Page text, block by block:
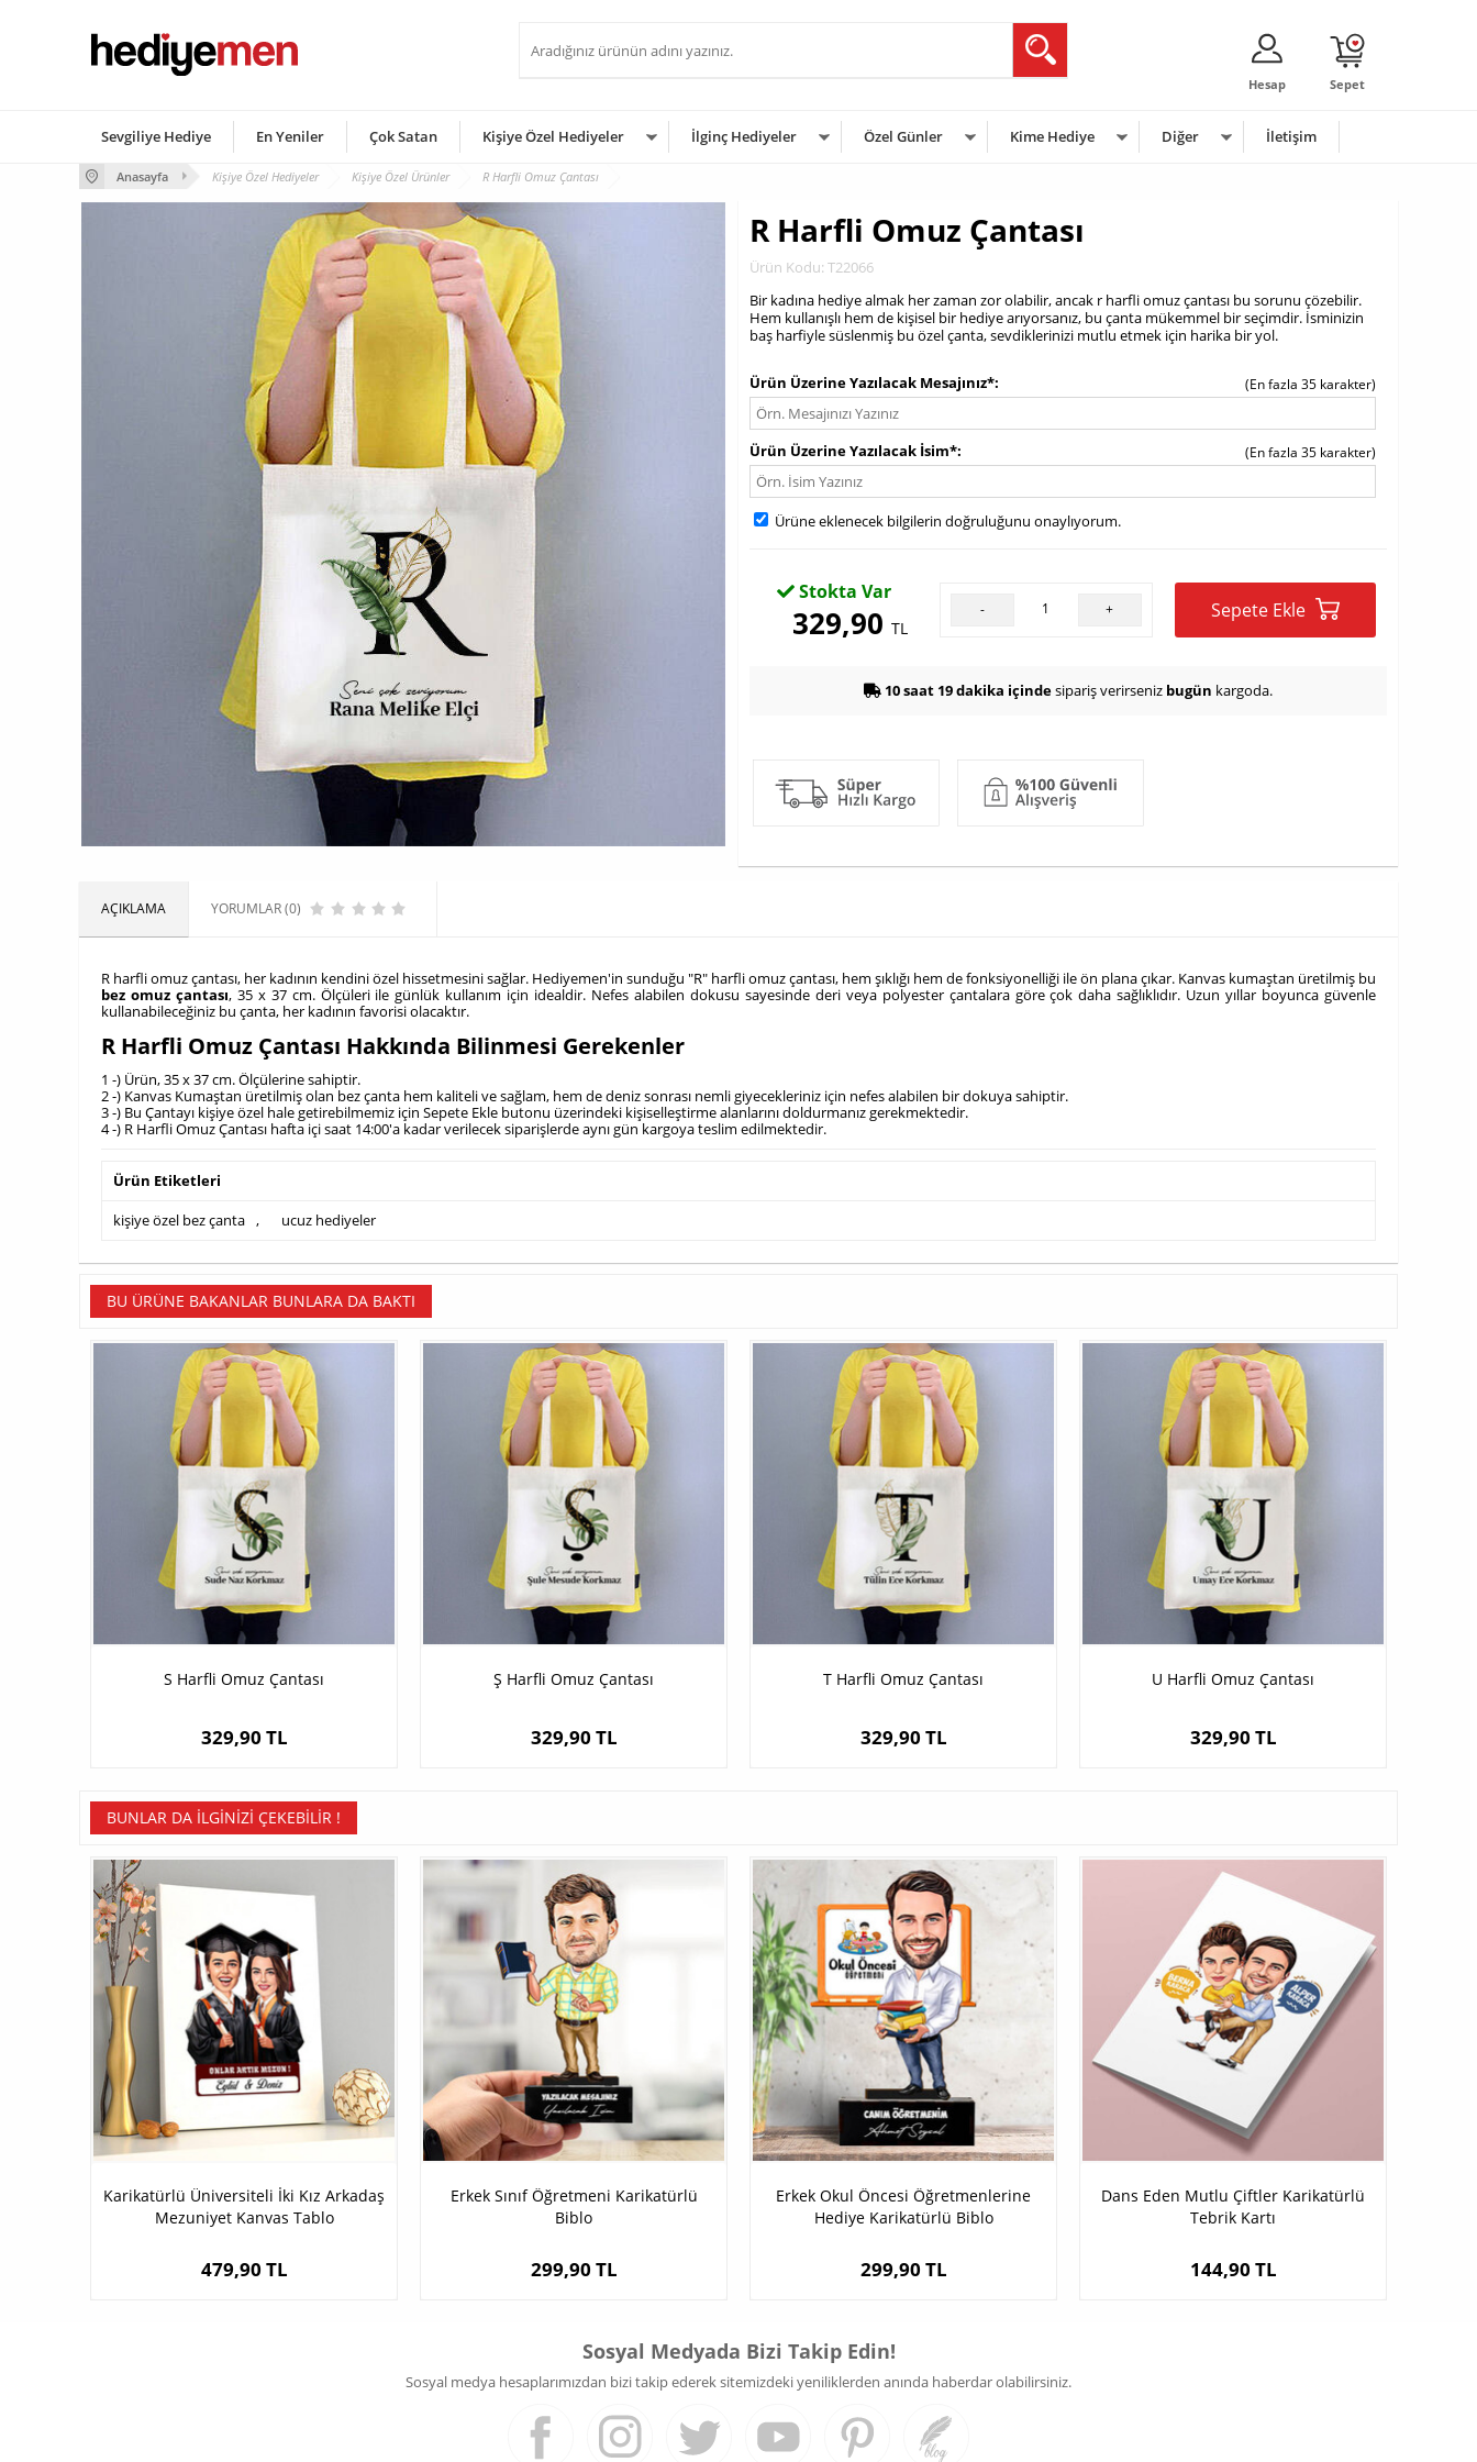
Sepet
Hesap
Sevgiliye Hediye En Yeniler Çok Satan Kişiye Özel Hediyeler İlginç Hediyeler Özel Günler Kime Hediye Diğer İletişim
Anasayfa Kişiye Özel Hediyeler Kişiye Özel Ürünler R Harfli Omuz Çantası
R Harfli Omuz Çantası
Ürün Kodu: T22066
Bir kadına hediye almak her zaman zor olabilir, ancak r harfli omuz çantası bu sorunu çözebilir.
Hem kullanışlı hem de kişisel bir hediye arıyorsanız, bu çanta mükemmel bir seçimdir. İsminizin
baş harfiyle süslenmiş bu özel çanta, sevdiklerinizi mutlu etmek için harika bir yol.
Ürün Üzerine Yazılacak Mesajınız*
(En fazla 35 karakter)
Ürün Üzerine Yazılacak İsim* (En fazla 35 karakter)
Ürüne eklenecek bilgilerin doğruluğunu onaylıyorum.
Stokta Var
329,90TL
- + Sepete Ekle
10 saat 19 dakika içindesipariş verirseniz bugün kargoda.
AÇIKLAMA YORUMLAR (0)
R harfli omuz çantası, her kadının kendini özel hissetmesini sağlar. Hediyemen'in sunduğu "R" harfli omuz çantası, hem şıklığı hem de fonksiyonelliği ile ön plana çıkar. Kanvas kumaştan üretilmiş bu
bez omuz çantası, 35 x 37 cm. Ölçüleri ile günlük kullanım için idealdir. Nefes alabilen dokusu sayesinde deri veya polyester çantalara göre çok daha sağlıklıdır. Uzun yıllar boyunca güvenle
kullanabileceğiniz bu çanta, her kadının favorisi olacaktır.
R Harfli Omuz Çantası Hakkında Bilinmesi Gerekenler
1 -) Ürün, 35 x 37 cm. Ölçülerine sahiptir.
2 -) Kanvas Kumaştan üretilmiş olan bez çanta hem kaliteli ve sağlam, hem de deniz sonrası nemli giyecekleriniz için nefes alabilen bir dokuya sahiptir.
3 -) Bu Çantayı kişiye özel hale getirebilmemiz için Sepete Ekle butonu üzerindeki kişiselleştirme alanlarını doldurmanız gerekmektedir.
4 -) R Harfli Omuz Çantası hafta içi saat 14:00'a kadar verilecek siparişlerde aynı gün kargoya teslim edilmektedir.
Ürün Etiketleri
kişiye özel bez çanta , ucuz hediyeler
BU ÜRÜNE BAKANLAR BUNLARA DA BAKTI
S Harfli Omuz Çantası
329,90 TL
Ş Harfli Omuz Çantası
329,90 TL
T Harfli Omuz Çantası
329,90 TL
U Harfli Omuz Çantası
329,90 TL
BUNLAR DA İLGINIZI ÇEKEBILIR !
Karikatürlü Üniversiteli İki Kız Arkadaş
Mezuniyet Kanvas Tablo
479,90 TL
Erkek Sınıf Öğretmeni Karikatürlü
Biblo
299,90 TL
Erkek Okul Öncesi Öğretmenlerine
Hediye Karikatürlü Biblo
299,90 TL
Dans Eden Mutlu Çiftler Karikatürlü
Tebrik Kartı
144,90 TL
Sosyal Medyada Bizi Takip Edin!
Sosyal medya hesaplarımızdan bizi takip ederek sitemizdeki yeniliklerden anında haberdar olabilirsiniz.